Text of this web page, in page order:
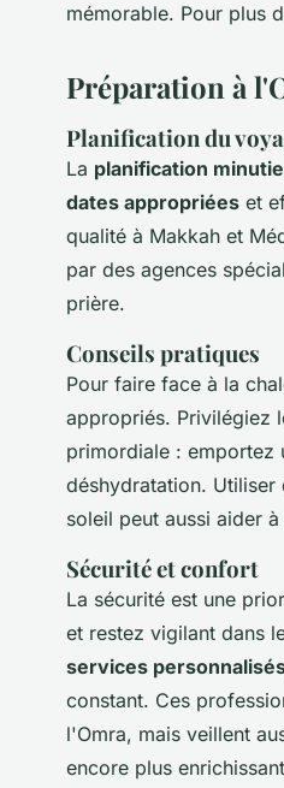
mémorable. Pour plus
Préparation à
Planification du
La planification
dates appropriées et
qualité à Makkah et
par des agences
prière.
Conseils pratiques
Pour faire face à la
appropriés. Privilégiez
primordiale : emportez
déshydratation. Utiliser
soleil peut aussi aider
Sécurité et confort
La sécurité est une
et restez vigilant dans
services
constant. Ces
l'Omra, mais veillent
encore plus